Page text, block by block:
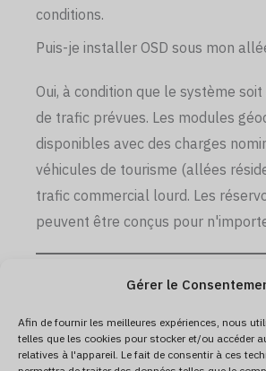
Gérer le
Afin de fournir les meilleures expériences, nous
telles que les cookies pour stocker et/ou accéder
relatives à l'appareil. Le fait de consentir à ces
conditions.
Puis-je installer OSD sous mon
Oui, à condition que le système
de trafic prévues. Les modules
disponibles avec des charges
véhicules de tourisme (allées
trafic commercial lourd. Les
peuvent être conçus pour
Les réservoirs OSD sont une
pour la plupart des